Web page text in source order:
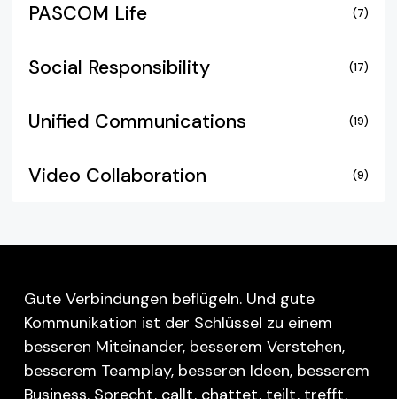
PASCOM Life (7)
Social Responsibility (17)
Unified Communications (19)
Video Collaboration (9)
Gute Verbindungen beflügeln. Und gute
Kommunikation ist der Schlüssel zu einem
besseren Miteinander, besserem Verstehen,
besserem Teamplay, besseren Ideen, besserem